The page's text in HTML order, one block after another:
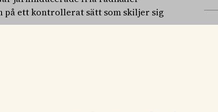
på ett kontrollerat sätt som skiljer sig
från flera universitet i Asien och
och dess potentiella betydelse för
kan utnyttjas terapeutiskt – till
– men också hur överdriven
vid neurologiska sjukdomar och